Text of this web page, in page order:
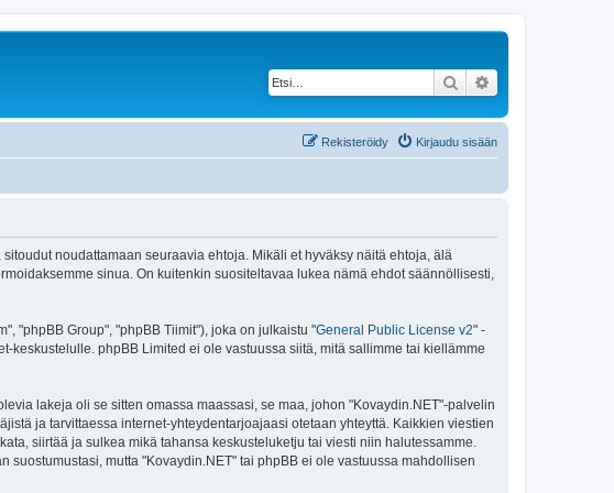
Etsi
Kirjaudu sisään
Rekisteröidy
noudattamaan seuraavia ehtoja. Mikäli et hyväksy näitä ehtoja, älä
sinua. On kuitenkin suositeltavaa lukea nämä ehdot säännöllisesti,
"phpBB Group", "phpBB Tiimit"), joka on julkaistu "General Public License v2" -
keskustelulle. phpBB Limited ei ole vastuussa siitä, mitä sallimme tai kiellämme
lakeja oli se sitten omassa maassasi, se maa, johon "Kovaydin.NET"-palvelin
ja tarvittaessa internet-yhteydentarjoajaasi otetaan yhteyttä. Kaikkien viestien
siirtää ja sulkea mikä tahansa keskusteluketju tai viesti niin halutessamme.
mutta "Kovaydin.NET" tai phpBB ei ole vastuussa mahdollisen